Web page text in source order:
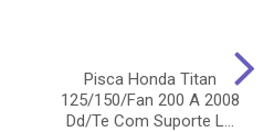
Pisca Honda Titan
125/150/Fan 200 A 2008
Dd/Te Com Suporte L...